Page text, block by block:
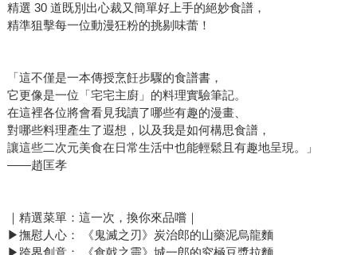
精選 30 道既別出心裁又簡單好上手的絕妙食譜，
精準狙擊每一位動漫狂粉的挑剔味蕾！
「這不僅是一本傳授烹飪步驟的食譜書，
它更像是一位「宅宅主廚」的料理實驗筆記。
在這裡各位將會看見我讀了哪些有趣的漫畫、
對哪些料理產生了遐想，以及我是如何構思食譜，
讓這些二次元美食在日常生活中也能輕鬆且有趣地呈現。」
——趙匡孝
｜精選菜單：這一次，換你來品嚐｜
▶︎撫慰人心： 《鬼滅之刃》炭治郎的山藥泥烏龍麵
▶︎跨界創意： 《食戟之靈》城一郎的究極豆漿拉麵